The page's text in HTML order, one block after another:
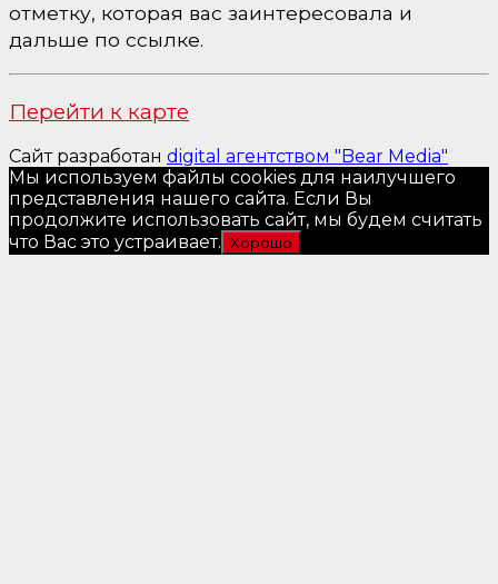
отметку, которая вас заинтересовала и
дальше по ссылке.
Перейти к карте
Сайт разработан digital агентством "Bear Media"
Мы используем файлы cookies для наилучшего
представления нашего сайта. Если Вы
продолжите использовать сайт, мы будем считать
что Вас это устраивает. Хорошо